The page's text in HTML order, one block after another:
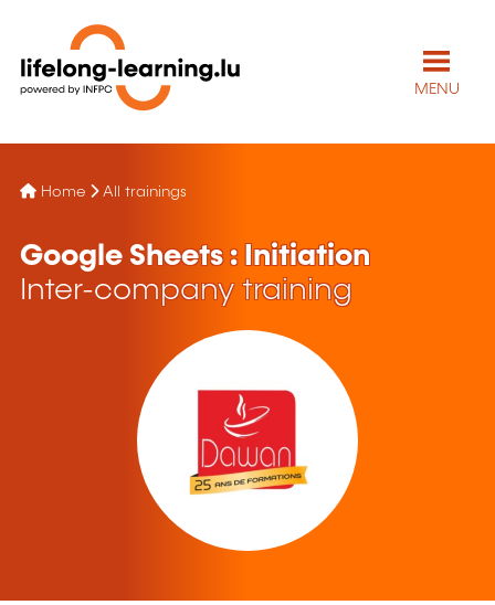
MENU
Home All trainings
Google Sheets : Initiation
Inter-company training